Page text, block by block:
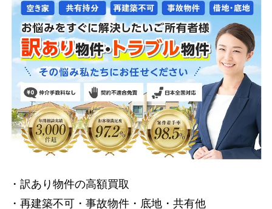
・訳あり物件の高額買取
・再建築不可・事故物件・底地・共有他